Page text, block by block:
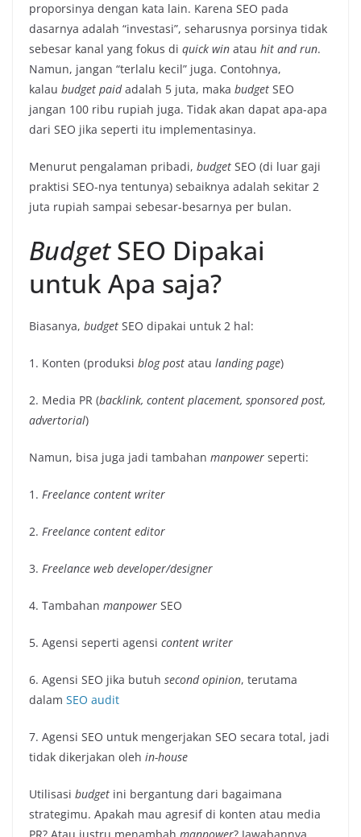
proporsinya dengan kata lain. Karena SEO pada
dasarnya adalah “investasi”, seharusnya porsinya tidak
sebesar kanal yang fokus di quick win atau hit and run.
Namun, jangan “terlalu kecil” juga. Contohnya,
kalau budget paidadalah 5 juta, maka budget SEO
jangan 100 ribu rupiah juga. Tidak akan dapat apa-apa
dari SEO jika seperti itu implementasinya.
Menurut pengalaman pribadi, budget SEO (di luar gaji
praktisi SEO-nya tentunya) sebaiknya adalah sekitar 2
juta rupiah sampai sebesar-besarnya per bulan.
BudgetSEO Dipakai
untuk Apa saja?
Biasanya, budget SEO dipakai untuk 2 hal:
1. Konten (produksi blog post atau landing page)
2. Media PR (backlink, content placement, sponsored post,
advertorial)
Namun, bisa juga jadi tambahan manpower seperti:
1. Freelance content writer
2. Freelance content editor
3. Freelance web developer/designer
4. Tambahan manpower SEO
5. Agensi seperti agensi content writer
6. Agensi SEO jika butuh second opinion, terutama
dalam SEO audit
7. Agensi SEO untuk mengerjakan SEO secara total, jadi
tidak dikerjakan oleh in-house
Utilisasi budget ini bergantung dari bagaimana
strategimu. Apakah mau agresif di konten atau media